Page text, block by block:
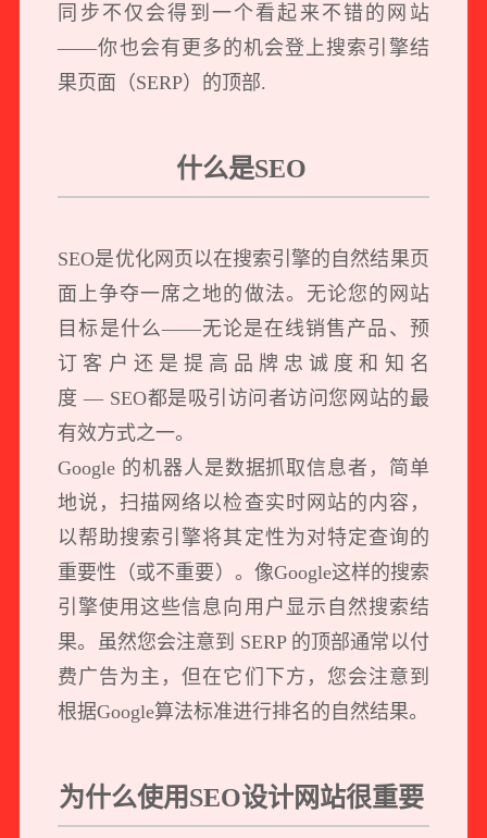
同步不仅会得到一个看起来不错的网站
——你也会有更多的机会登上搜索引擎结
果页面（SERP）的顶部.
什么是SEO
SEO是优化网页以在搜索引擎的自然结果页
面上争夺一席之地的做法。无论您的网站
目标是什么——无论是在线销售产品、预
订客户还是提高品牌忠诚度和知名
度 — SEO都是吸引访问者访问您网站的最
有效方式之一。
Google 的机器人是数据抓取信息者，简单
地说，扫描网络以检查实时网站的内容，
以帮助搜索引擎将其定性为对特定查询的
重要性（或不重要）。像Google这样的搜索
引擎使用这些信息向用户显示自然搜索结
果。虽然您会注意到 SERP 的顶部通常以付
费广告为主，但在它们下方，您会注意到
根据Google算法标准进行排名的自然结果。
为什么使用SEO设计网站很重要